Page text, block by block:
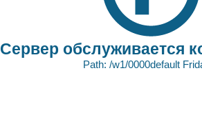
Сервер обслуживается
Path: /w1/0000default